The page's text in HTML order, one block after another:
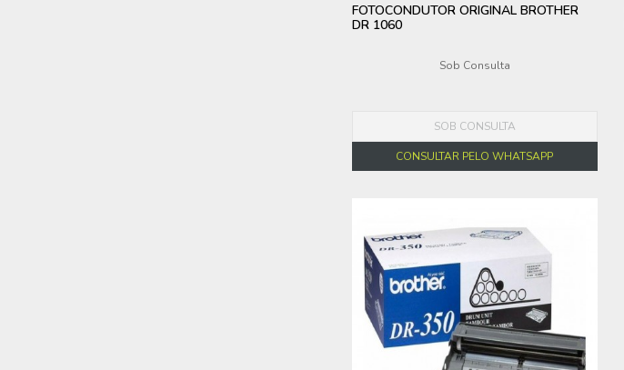
FOTOCONDUTOR ORIGINAL BROTHER
DR 1060
Sob Consulta
SOB CONSULTA
CONSULTAR PELO WHATSAPP